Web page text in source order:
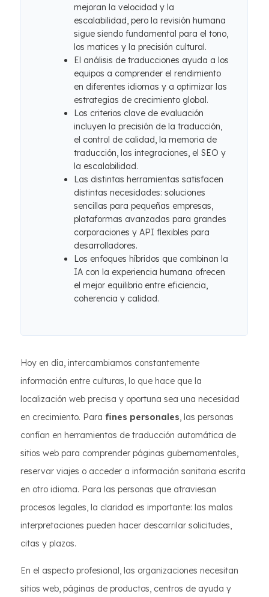
mejoran la velocidad y la
escalabilidad, pero la revisión humana
sigue siendo fundamental para el tono,
los matices y la precisión cultural.
El análisis de traducciones ayuda a los
equipos a comprender el rendimiento
en diferentes idiomas y a optimizar las
estrategias de crecimiento global.
Los criterios clave de evaluación
incluyen la precisión de la traducción,
el control de calidad, la memoria de
traducción, las integraciones, el SEO y
la escalabilidad.
Las distintas herramientas satisfacen
distintas necesidades: soluciones
sencillas para pequeñas empresas,
plataformas avanzadas para grandes
corporaciones y API flexibles para
desarrolladores.
Los enfoques híbridos que combinan la
IA con la experiencia humana ofrecen
el mejor equilibrio entre eficiencia,
coherencia y calidad.
Hoy en día, intercambiamos constantemente
información entre culturas, lo que hace que la
localización web precisa y oportuna sea una necesidad
en crecimiento. Para fines personales, las personas
confían en herramientas de traducción automática de
sitios web para comprender páginas gubernamentales,
reservar viajes o acceder a información sanitaria escrita
en otro idioma. Para las personas que atraviesan
procesos legales, la claridad es importante: las malas
interpretaciones pueden hacer descarrilar solicitudes,
citas y plazos.
En el aspecto profesional, las organizaciones necesitan
sitios web, páginas de productos, centros de ayuda y